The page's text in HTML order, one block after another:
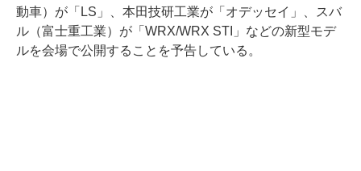
動車）が「LS」、本田技研工業が「オデッセイ」、スバ
ル（富士重工業）が「WRX/WRX STI」などの新型モデ
ルを会場で公開することを予告している。